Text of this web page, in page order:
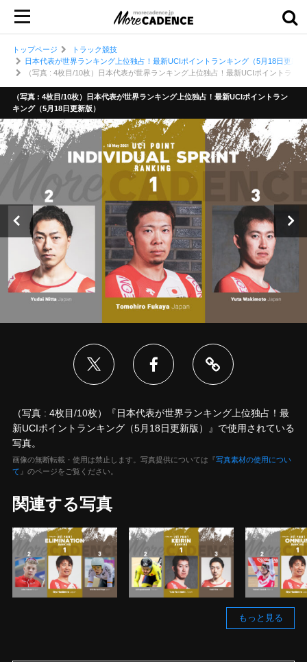
トップページ
トラック競技
日本代表が世界ランキング上位独占！最新UCIポイントランキング（5月18日更新
（写真 : 4枚目/10枚）日本代表が世界ランキング上位独占！最新UCIポイントラン
（写真 : 4枚目/10枚）日本代表が世界ランキング上位独占！最新UCIポイントラン
キング（5月18日更新版）
（写真 : 4枚目/10枚）『日本代表が世界ランキング上位独占！最
新UCIポイントランキング（5月18日更新版）』で使用されている
写真。
画像の無断転載・使用は禁止します。写真提供については『写真素材の使用につい
て 』のページをご覧ください。
関連する写真
もっと見る